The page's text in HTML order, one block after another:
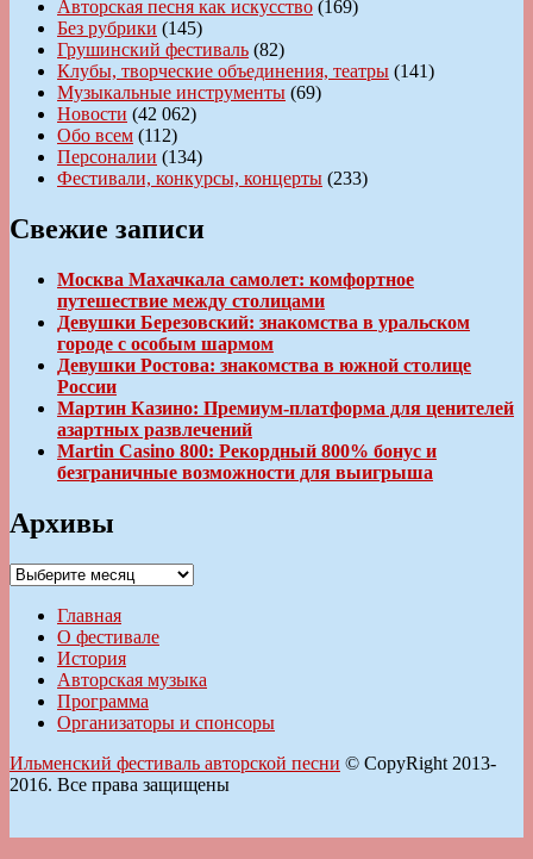
Авторская песня как искусство (169)
Без рубрики (145)
Грушинский фестиваль (82)
Клубы, творческие объединения, театры (141)
Музыкальные инструменты (69)
Новости (42 062)
Обо всем (112)
Персоналии (134)
Фестивали, конкурсы, концерты (233)
Свежие записи
Москва Махачкала самолет: комфортное
путешествие между столицами
Девушки Березовский: знакомства в уральском
городе с особым шармом
Девушки Ростова: знакомства в южной столице
России
Мартин Казино: Премиум-платформа для ценителей
азартных развлечений
Martin Casino 800: Рекордный 800% бонус и
безграничные возможности для выигрыша
Архивы
Архивы
Главная
О фестивале
История
Авторская музыка
Программа
Организаторы и спонсоры
Ильменский фестиваль авторской песни © CopyRight 2013-
2016. Все права защищены